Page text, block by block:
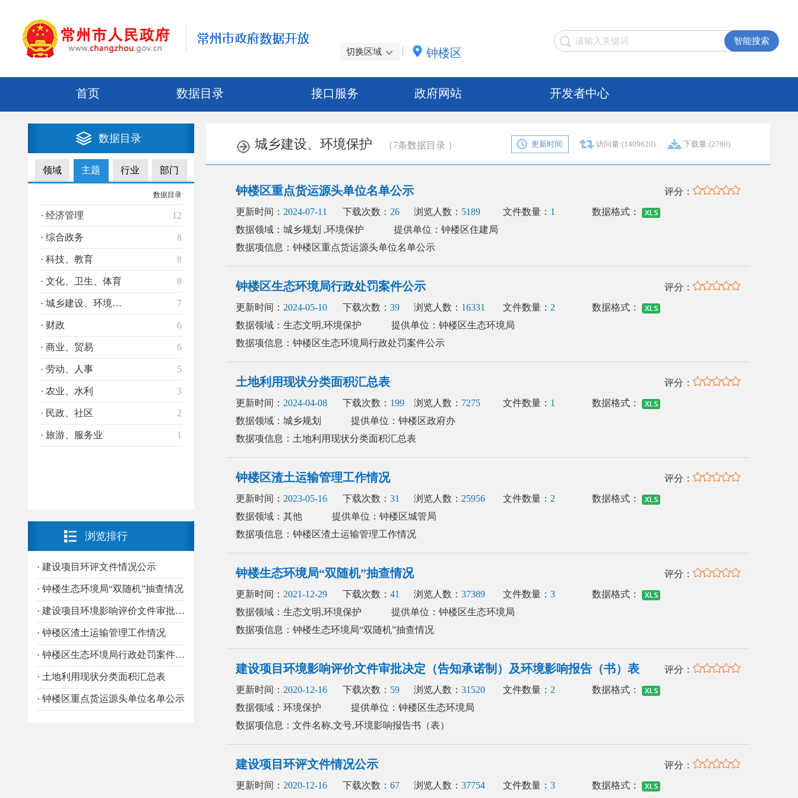
切换区域 | 钟楼区
首页 数据目录 接口服务 政府网站 开发者中心
数据目录
领域 主题 行业 部门
数据目录
· 经济管理 12
· 综合政务 8
· 科技、教育 8
· 文化、卫生、体育 8
· 城乡建设、环境保护 7
· 财政 6
· 商业、贸易 6
· 劳动、人事 5
· 农业、水利 3
· 民政、社区 2
· 旅游、服务业 1
浏览排行
· 建设项目环评文件情况公示
· 钟楼生态环境局“双随机”抽查情况
· 建设项目环境影响评价文件审批决定（告知承诺制）及环境影响报告（书）表
· 钟楼区渣土运输管理工作情况
· 钟楼区生态环境局行政处罚案件公示
· 土地利用现状分类面积汇总表
· 钟楼区重点货运源头单位名单公示
城乡建设、环境保护 （7条数据目录 ） 更新时间 访问量:(1409620) 下载量:(2780)
钟楼区重点货运源头单位名单公示
评分：
更新时间： 2024-07-11 下载次数： 26 浏览人数： 5189 文件数量： 1
数据格式：
数据领域：城乡规划 ,环境保护
提供单位：钟楼区住建局
数据项信息：钟楼区重点货运源头单位名单公示
钟楼区生态环境局行政处罚案件公示
评分：
更新时间： 2024-05-10 下载次数： 39 浏览人数： 16331 文件数量： 2
数据格式：
数据领域：生态文明,环境保护
提供单位：钟楼区生态环境局
数据项信息：钟楼区生态环境局行政处罚案件公示
土地利用现状分类面积汇总表
评分：
更新时间： 2024-04-08 下载次数： 199 浏览人数： 7275 文件数量： 1
数据格式：
数据领域：城乡规划
提供单位：钟楼区政府办
数据项信息：土地利用现状分类面积汇总表
钟楼区渣土运输管理工作情况
评分：
更新时间： 2023-05-16 下载次数： 31 浏览人数： 25956 文件数量： 2
数据格式：
数据领域：其他
提供单位：钟楼区城管局
数据项信息：钟楼区渣土运输管理工作情况
钟楼生态环境局“双随机”抽查情况
评分：
更新时间： 2021-12-29 下载次数： 41 浏览人数： 37389 文件数量： 3
数据格式：
数据领域：生态文明,环境保护
提供单位：钟楼区生态环境局
数据项信息：钟楼生态环境局“双随机”抽查情况
建设项目环境影响评价文件审批决定（告知承诺制）及环境影响报告（书）表
评分：
更新时间： 2020-12-16 下载次数： 59 浏览人数： 31520 文件数量： 2
数据格式：
数据领域：环境保护
提供单位：钟楼区生态环境局
数据项信息：文件名称,文号,环境影响报告书（表）
建设项目环评文件情况公示
评分：
更新时间： 2020-12-16 下载次数： 67 浏览人数： 37754 文件数量： 3 数据格式：